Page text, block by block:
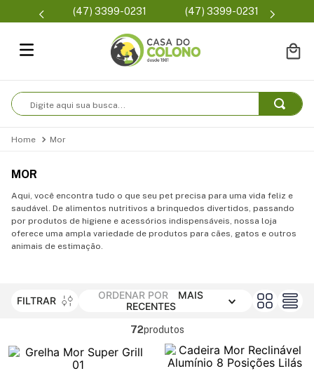
(47) 3399-0231 (47) 3399-0231
Digite aqui sua busca...
Mor
MOR
Aqui, você encontra tudo o que seu pet precisa para uma vida feliz e
saudável. De alimentos nutritivos a brinquedos divertidos, passando
por produtos de higiene e acessórios indispensáveis, nossa loja
oferece uma ampla variedade de produtos para cães, gatos e outros
animais de estimação.
FILTRAR ORDENAR POR
MAIS
RECENTES
72produtos